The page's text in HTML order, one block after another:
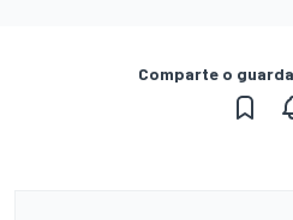
Comparte o